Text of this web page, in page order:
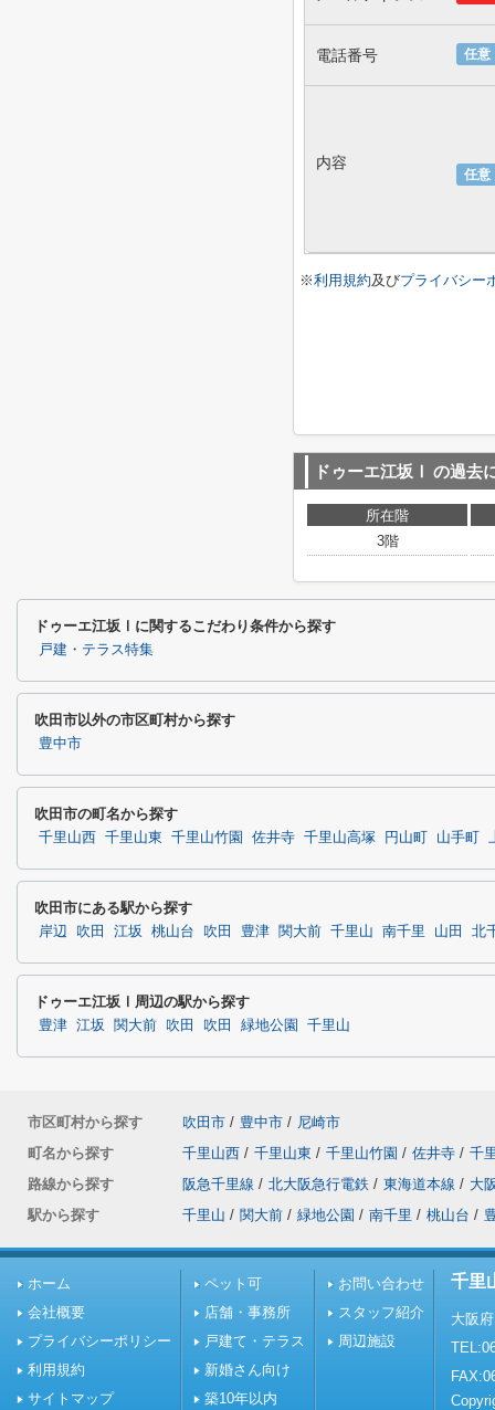
任意
電話番号
任意
内容
※利用規約及びプライバシー
ドゥーエ江坂Ⅰ の過去
所在階
3階
ドゥーエ江坂Ⅰに関するこだわり条件から探す
戸建・テラス特集
吹田市以外の市区町村から探す
豊中市
吹田市の町名から探す
千里山西 千里山東 千里山竹園 佐井寺 千里山高塚 円山町 山手町
吹田市にある駅から探す
岸辺 吹田 江坂 桃山台 吹田 豊津 関大前 千里山 南千里 山田 北
ドゥーエ江坂Ⅰ周辺の駅から探す
豊津 江坂 関大前 吹田 吹田 緑地公園 千里山
市区町村から探す 吹田市 / 豊中市 / 尼崎市
町名から探す
千里山西 / 千里山東 / 千里山竹園 / 佐井寺 / 千
路線から探す
阪急千里線 / 北大阪急行電鉄 / 東海道本線 / 大
駅から探す
千里山 / 関大前 / 緑地公園 / 南千里 / 桃山台 /
ホーム
会社概要
プライバシーポリシー
利用規約
サイトマップ
ペット可
店舗・事務所
戸建て・テラス
新婚さん向け
築10年以内
お問い合わせ
スタッフ紹介
周辺施設
千里
大阪